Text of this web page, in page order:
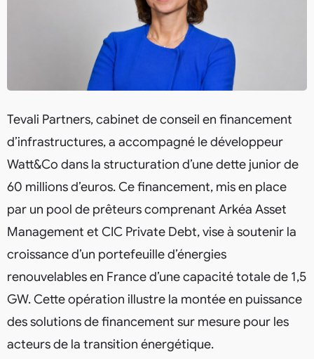
Tevali Partners, cabinet de conseil en financement
d’infrastructures, a accompagné le développeur
Watt&Co dans la structuration d’une dette junior de
60 millions d’euros. Ce financement, mis en place
par un pool de prêteurs comprenant Arkéa Asset
Management et CIC Private Debt, vise à soutenir la
croissance d’un portefeuille d’énergies
renouvelables en France d’une capacité totale de 1,5
GW. Cette opération illustre la montée en puissance
des solutions de financement sur mesure pour les
acteurs de la transition énergétique.